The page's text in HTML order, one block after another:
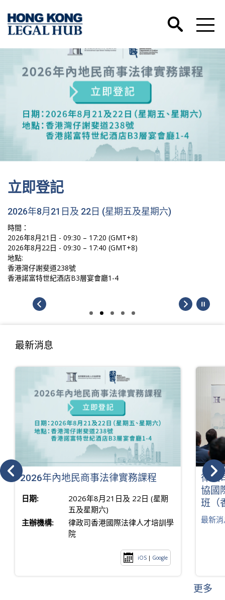
立即登記
2026年8月21日及 22日 (星期五及星期六)
時間：
2026年8月21日 - 09:30 – 17:20 (GMT+8)
2026年8月22日 - 09:30 – 17:40 (GMT+8)
地點:
香港灣仔謝斐道238號
香港諾富特世紀酒店B3層宴會廳1-4
最新消息
2026年內地民商事法律實務課程
日期:
2026年8月21日及 22日 (星期
五及星期六)
主辦機構:
律政司香港國際法律人才培訓學
院
iOS | Google
律政
協國
班（
最新
更多